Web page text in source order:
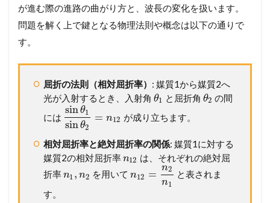
1.3 3
凸
ズ
よ
る
結
像
1.4 4
凹
レ
ン
が進む際の進路の曲がり方と、波長の変化を扱います。
問題を解く上で鍵となる物理法則や概念は以下の通りで
す。
屈折の法則（相対屈折率） : 媒質1から媒質2へ
光が入射するとき、入射角 θ1 と屈折角 θ2 の間
には
sinθ1
sinθ2
= n12 が成り立ちます。
相対屈折率と絶対屈折率の関係: 媒質1に対する
媒質2の相対屈折率n12 は、それぞれの絶対屈
折率n1 , n2 を用いてn12 =
n2
n1
と表されま
す。